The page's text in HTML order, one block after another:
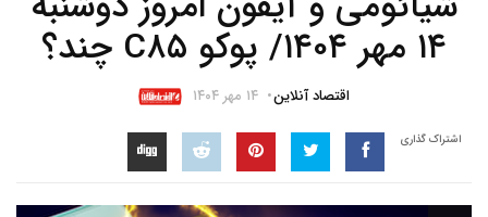
۱۴ مهر ۱۴۰۴/ پوکو C۸۵ چند؟
اقتصاد آنلاین ۱۴ مهر ۱۴۰۴
اشتراک گذاری